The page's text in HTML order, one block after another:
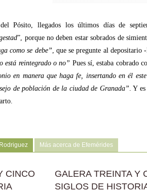
Pósito, llegados los últimos días de
”, porque no deben estar sobrados de
como se debe”, que se pregunte al depositario
está reintegrado o no” Pues sí, estaba cobrado
en manera que haga fe, insertando en él
de población de la ciudad de Granada”. Y
Más acerca de Efemérides
CINCO
GALERA TREINTA Y
SIGLOS DE